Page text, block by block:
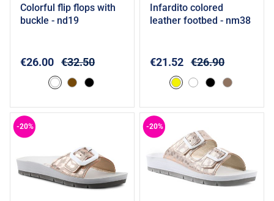
Add to cart
colorful flip flops with
buckle - nd19
€26.00 €32.50
Add to cart
infardito colored
leather footbed - nm38
€21.52 €26.90
-20% -20%